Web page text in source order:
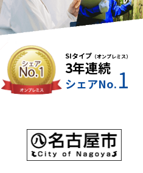
SIタイプ （オンプレミス）
3年連続
シェアNo.1